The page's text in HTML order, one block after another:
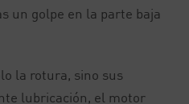
un golpe en la parte baja
la rotura, sino sus
lubricación, el motor